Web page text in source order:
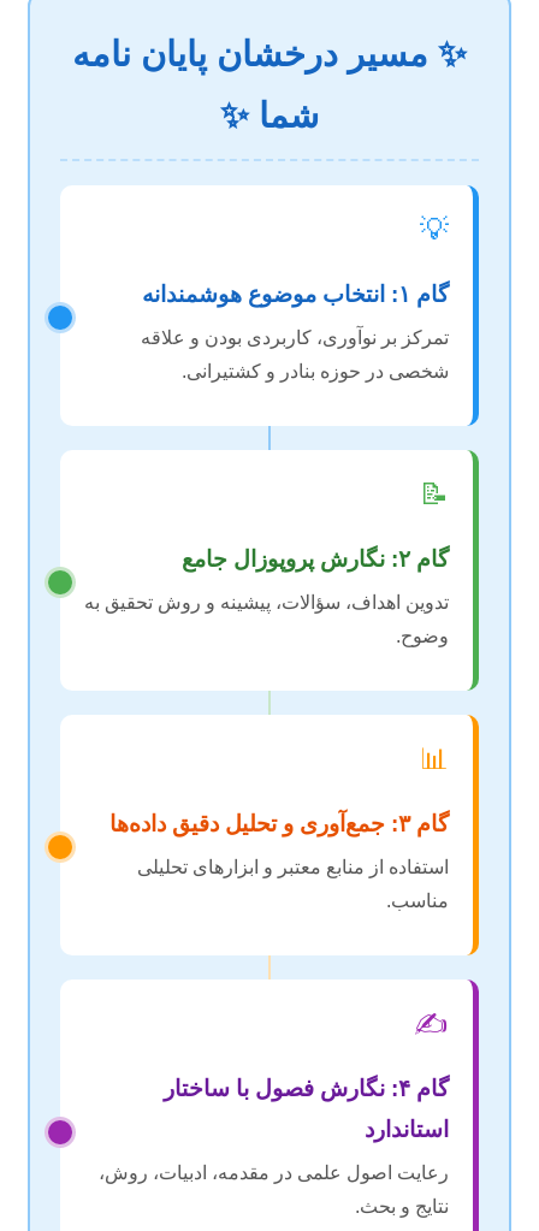
✨ مسیر درخشان پایان نامه
شما ✨
💡
گام ۱: انتخاب موضوع هوشمندانه
تمرکز بر نوآوری، کاربردی بودن و علاقه
شخصی در حوزه بنادر و کشتیرانی.
📝
گام ۲: نگارش پروپوزال جامع
تدوین اهداف، سؤالات، پیشینه و روش تحقیق به
وضوح.
📊
گام ۳: جمع‌آوری و تحلیل دقیق داده‌ها
استفاده از منابع معتبر و ابزارهای تحلیلی
مناسب.
✍️
گام ۴: نگارش فصول با ساختار
استاندارد
رعایت اصول علمی در مقدمه، ادبیات، روش،
نتایج و بحث.